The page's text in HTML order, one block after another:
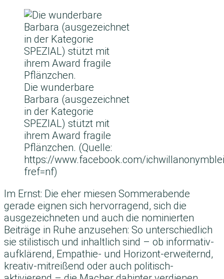
Die wunderbare
Barbara (ausgezeichnet
in der Kategorie
SPEZIAL) stützt mit
ihrem Award fragile
Pflänzchen. (Quelle:
https://www.facebook.com/
fref=nf)
Im Ernst: Die eher miesen Sommerabende
gerade eignen sich hervorragend, sich die
ausgezeichneten und auch die nominierten
Beiträge in Ruhe anzusehen: So unterschiedlich
sie stilistisch und inhaltlich sind – ob informativ-
aufklärend, Empathie- und Horizont-erweiternd,
kreativ-mitreißend oder auch politisch-